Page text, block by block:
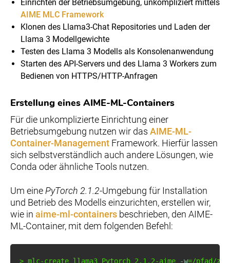
Einrichten der Betriebsumgebung, unkompliziert mittels
AIME MLC Framework
Klonen des Llama3-Chat Repositories und Laden der
Llama 3 Modellgewichte
Testen des Llama 3 Modells als Konsolenanwendung
Starten des API-Servers und des Llama 3 Workers zum
Bedienen von HTTPS/HTTP-Anfragen
Erstellung eines AIME-ML-Containers
Für die unkomplizierte Einrichtung einer
Betriebsumgebung nutzen wir das AIME-ML-
Container-Management Framework. Hierfür lassen
sich selbstverständlich auch andere Lösungen, wie
Conda oder ähnliche Tools nutzen.
Um einePyTorch 2.1.2-Umgebung für Installation
und Betrieb des Modells einzurichten, erstellen wir,
wie in aime-ml-containers beschrieben, den AIME-
ML-Container, mit dem folgenden Befehl:
> mlc-create llama3 Pytorch 2.1 .2-aime -w=/pfad/zu/